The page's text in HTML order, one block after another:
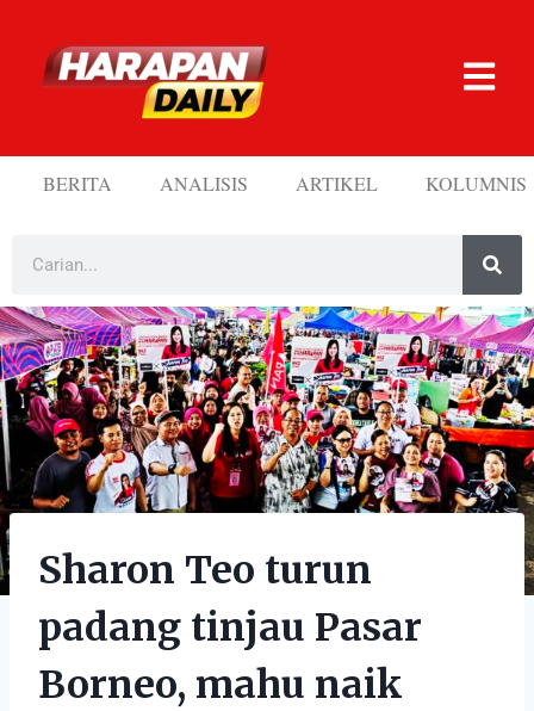
BERITA ANALISIS ARTIKEL KOLUMNIS
Sharon Teo turun
padang tinjau Pasar
Borneo, mahu naik